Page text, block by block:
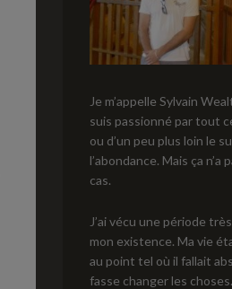
Je m’appelle Sylvain
suis passionné par tout
ou d’un peu plus loin le
l’abondance. Mais ça
cas.
J’ai vécu une période
mon existence. Ma vie
au point tel où il fallait
fasse changer les